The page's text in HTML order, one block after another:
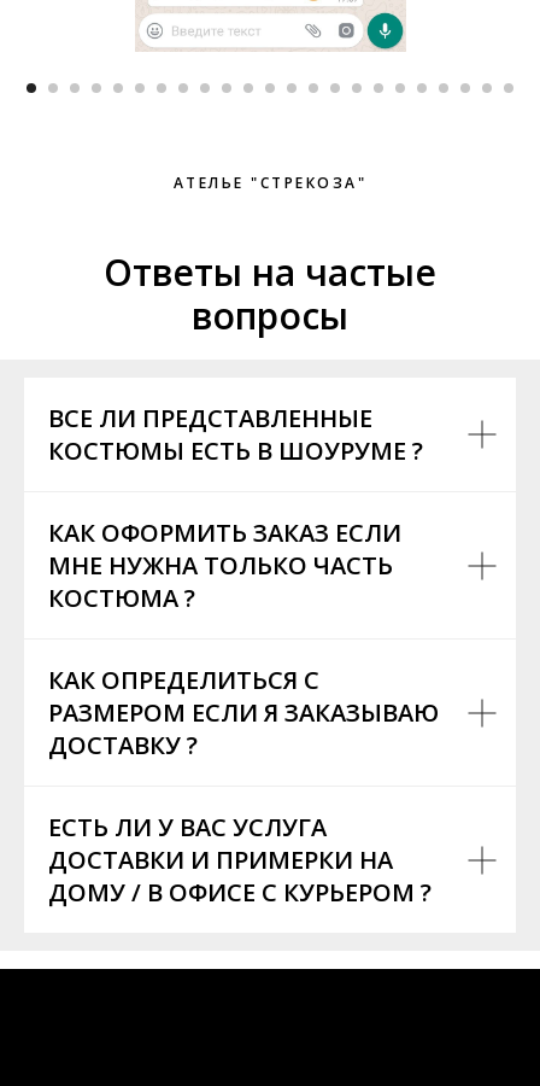
АТЕЛЬЕ "СТРЕКОЗА"
Ответы на частые
вопросы
ВСЕ ЛИ ПРЕДСТАВЛЕННЫЕ
КОСТЮМЫ ЕСТЬ В ШОУРУМЕ ?
КАК ОФОРМИТЬ ЗАКАЗ ЕСЛИ
МНЕ НУЖНА ТОЛЬКО ЧАСТЬ
КОСТЮМА ?
КАК ОПРЕДЕЛИТЬСЯ С
РАЗМЕРОМ ЕСЛИ Я ЗАКАЗЫВАЮ
ДОСТАВКУ ?
ЕСТЬ ЛИ У ВАС УСЛУГА
ДОСТАВКИ И ПРИМЕРКИ НА
ДОМУ / В ОФИСЕ С КУРЬЕРОМ ?